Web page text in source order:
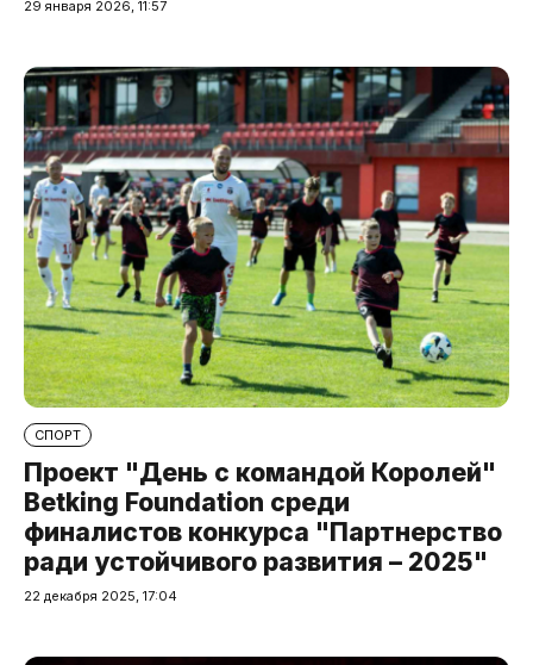
29 января 2026, 11:57
СПОРТ
Проект "День с командой Королей"
Betking Foundation среди
финалистов конкурса "Партнерство
ради устойчивого развития – 2025"
22 декабря 2025, 17:04